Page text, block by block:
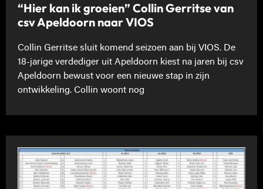
“Hier kan ik groeien” Collin Gerritse van
csv Apeldoorn naar VIOS
Collin Gerritse sluit komend seizoen aan bij VIOS. De
18-jarige verdediger uit Apeldoorn kiest na jaren bij csv
Apeldoorn bewust voor een nieuwe stap in zijn
ontwikkeling. Collin woont nog